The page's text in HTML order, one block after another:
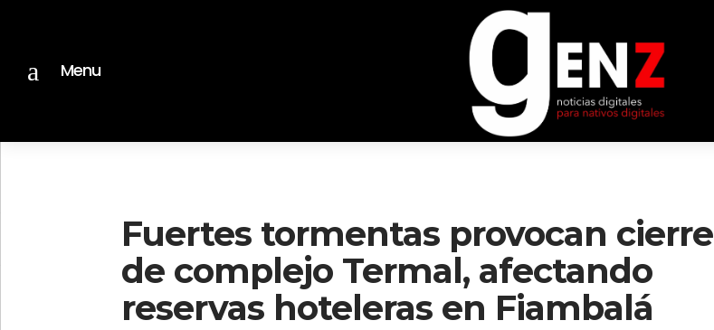
a Menu
Fuertes tormentas provocan cierre
de complejo Termal, afectando
reservas hoteleras en Fiambalá